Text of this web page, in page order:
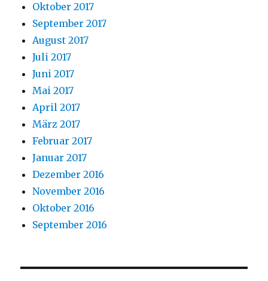
Oktober 2017
September 2017
August 2017
Juli 2017
Juni 2017
Mai 2017
April 2017
März 2017
Februar 2017
Januar 2017
Dezember 2016
November 2016
Oktober 2016
September 2016